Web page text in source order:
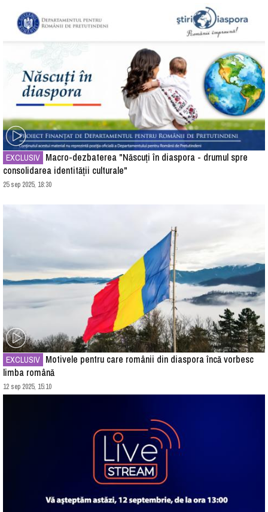
EXCLUSIV
consolidarea identității culturale"
25 sep 2025, 18:30
EXCLUSIV
limba română
12 sep 2025, 15:10